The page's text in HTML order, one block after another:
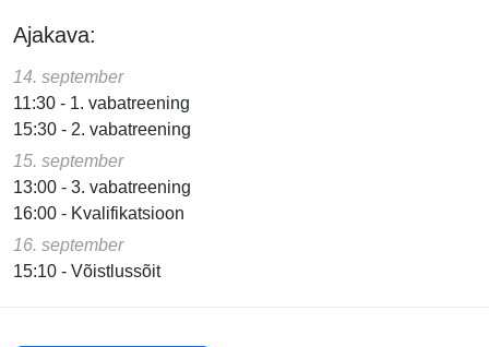
Ajakava:
14. september
11:30 - 1. vabatreening
15:30 - 2. vabatreening
15. september
13:00 - 3. vabatreening
16:00 - Kvalifikatsioon
16. september
15:10 - Võistlussõit